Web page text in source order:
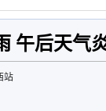
午后天气
站